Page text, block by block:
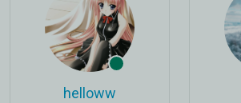
helloww